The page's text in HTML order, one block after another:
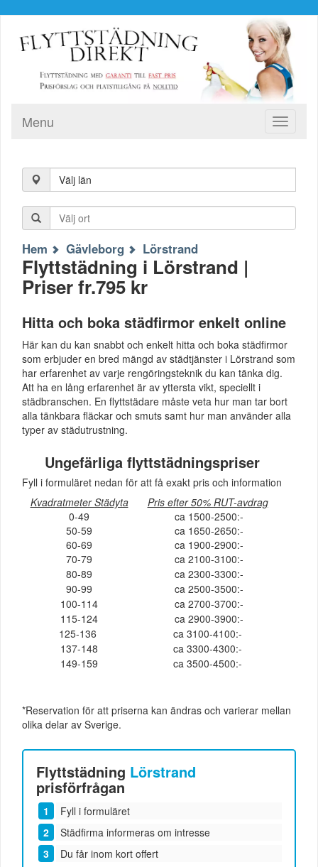
Toggle
Menu
Välj län
Hem Gävleborg Lörstrand
Flyttstädning i Lörstrand |
Priser fr.795 kr
Hitta och boka städfirmor enkelt online
Här kan du kan snabbt och enkelt hitta och boka städfirmor
som erbjuder en bred mängd av städtjänster i Lörstrand som
har erfarenhet av varje rengöringsteknik du kan tänka dig.
Att ha en lång erfarenhet är av yttersta vikt, speciellt i
städbranschen. En flyttstädare måste veta hur man tar bort
alla tänkbara fläckar och smuts samt hur man använder alla
typer av städutrustning.
Ungefärliga flyttstädningspriser
Fyll i formuläret nedan för att få exakt pris och information
Kvadratmeter Städyta
Pris efter 50% RUT-avdrag
0-49
ca 1500-2500:-
50-59
ca 1650-2650:-
60-69
ca 1900-2900:-
70-79
ca 2100-3100:-
80-89
ca 2300-3300:-
90-99
ca 2500-3500:-
100-114
ca 2700-3700:-
115-124
ca 2900-3900:-
125-136
ca 3100-4100:-
137-148
ca 3300-4300:-
149-159
ca 3500-4500:-
*Reservation för att priserna kan ändras och varierar mellan
olika delar av Sverige.
Flyttstädning Lörstrand
prisförfrågan
Fyll i formuläret
Städfirma informeras om intresse
Du får inom kort offert